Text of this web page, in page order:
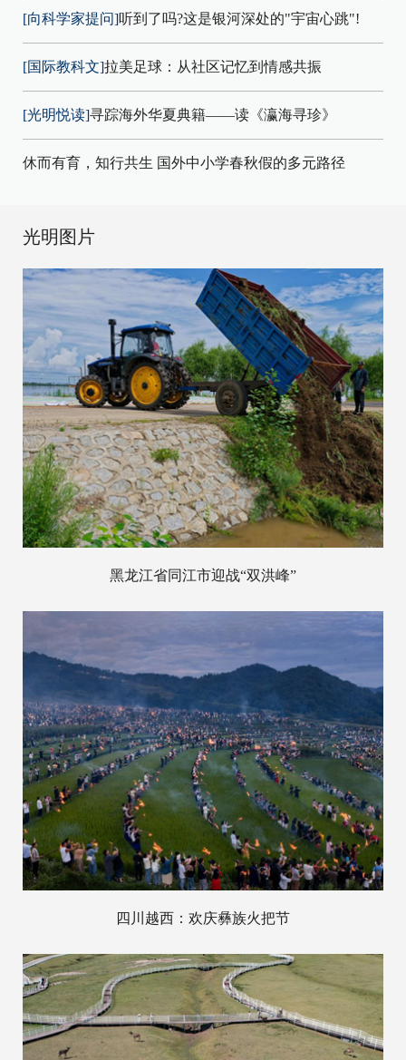
[向科学家提问]听到了吗?这是银河深处的"宇宙心跳"!
[国际教科文]拉美足球：从社区记忆到情感共振
[光明悦读]寻踪海外华夏典籍——读《瀛海寻珍》
休而有育，知行共生 国外中小学春秋假的多元路径
光明图片
黑龙江省同江市迎战“双洪峰”
四川越西：欢庆彝族火把节